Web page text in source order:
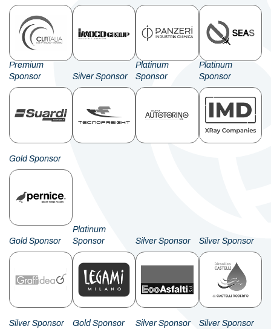
Premium
Sponsor
Silver Sponsor
Platinum
Sponsor
Platinum
Sponsor
Gold Sponsor
Gold Sponsor
Platinum
Sponsor
Silver Sponsor Silver Sponsor
Silver Sponsor Gold Sponsor Silver Sponsor Silver Sponsor